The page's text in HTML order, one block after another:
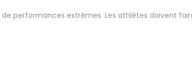
performances extrêmes. Les athlètes doivent